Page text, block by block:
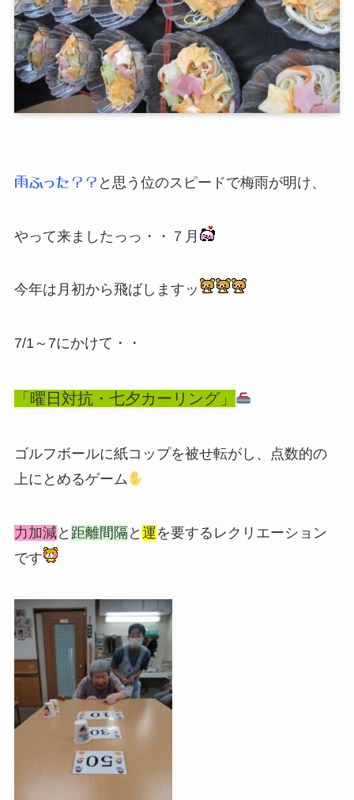
雨ふった？？ と思う位のスピードで梅雨が明け、
やって来ましたっっ・・７月
今年は月初から飛ばしますッ
7/1～7にかけて・・
「曜日対抗・七夕カーリング」
ゴルフボールに紙コップを被せ転がし、点数的の
上にとめるゲーム
力加減と 距離間隔 と 運を要するレクリエーション
です